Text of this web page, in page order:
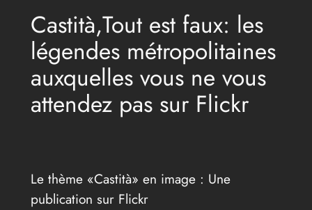
Castità,Tout est faux: les
légendes métropolitaines
auxquelles vous ne vous
attendez pas sur Flickr
Le thème «Castità» en image : Une
publication sur Flickr